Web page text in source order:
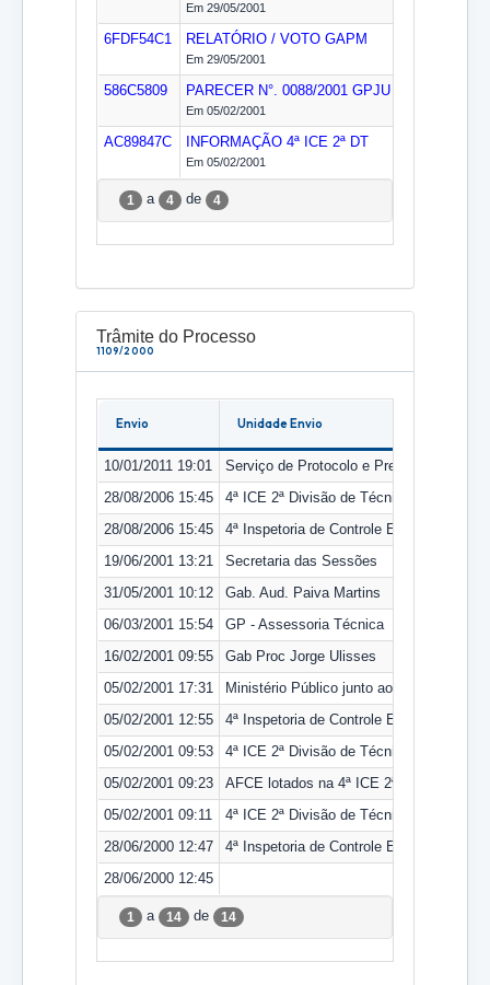
Em 29/05/2001
6FDF54C1 RELATÓRIO / VOTO GAPM
Em 29/05/2001
586C5809 PARECER N°. 0088/2001 GPJU
Em 05/02/2001
AC89847C INFORMAÇÃO 4ª ICE 2ª DT
Em 05/02/2001
1 a 4 de 4
Trâmite do Processo
1109/2000
Envio Unidade Envio
10/01/2011 19:01
Serviço de Protocolo e Preservação
28/08/2006 15:45
4ª ICE 2ª Divisão de Técnica
28/08/2006 15:45
4ª Inspetoria de Controle Externo
19/06/2001 13:21
Secretaria das Sessões
31/05/2001 10:12
Gab. Aud. Paiva Martins
06/03/2001 15:54
GP - Assessoria Técnica
16/02/2001 09:55
Gab Proc Jorge Ulisses
05/02/2001 17:31
Ministério Público junto ao TCDF
05/02/2001 12:55
4ª Inspetoria de Controle Externo
05/02/2001 09:53
4ª ICE 2ª Divisão de Técnica
05/02/2001 09:23
AFCE lotados na 4ª ICE 2ª DT
05/02/2001 09:11
4ª ICE 2ª Divisão de Técnica
28/06/2000 12:47
4ª Inspetoria de Controle Externo
28/06/2000 12:45
1 a 14 de 14